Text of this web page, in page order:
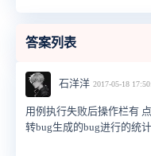
答案列表
石洋洋 2017-05-18
用例执行失败后操作栏有
转bug生成的bug进行的统计